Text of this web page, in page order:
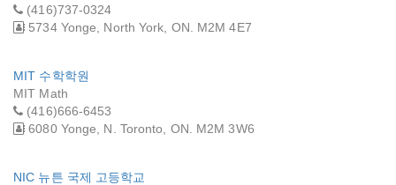
(416)737-0324
5734 Yonge, North York, ON. M2M 4E7
MIT 수학학원
MIT Math
(416)666-6453
6080 Yonge, N. Toronto, ON. M2M 3W6
NIC 뉴튼 국제 고등학교